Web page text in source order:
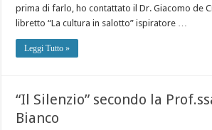
prima di farlo, ho contattato il Dr. Giacomo de
libretto “La cultura in salotto” ispiratore …
Leggi Tutto »
“Il Silenzio” secondo la
Bianco